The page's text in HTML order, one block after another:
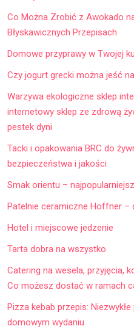
Co Można Zrobić z Awokado
Błyskawicznych Przepisach
Domowe przyprawy w Twojej
Czy jogurt grecki można jeść
Warzywa ekologiczne sklep
internetowy sklep ze zdrową
pestek dyni
Tacki i opakowania BRC do
bezpieczeństwa i jakości
Smak orientu –
Patelnie ceramiczne Hoffner –
Hotel i miejscowe jedzenie
Tarta dobra na wszystko
Catering na wesela, przyjęcia,
Co możesz dostać w ramach
Pizza kebab przepis:
domowym wydaniu